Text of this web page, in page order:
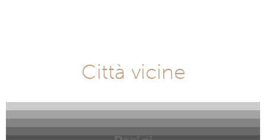
Città vicine